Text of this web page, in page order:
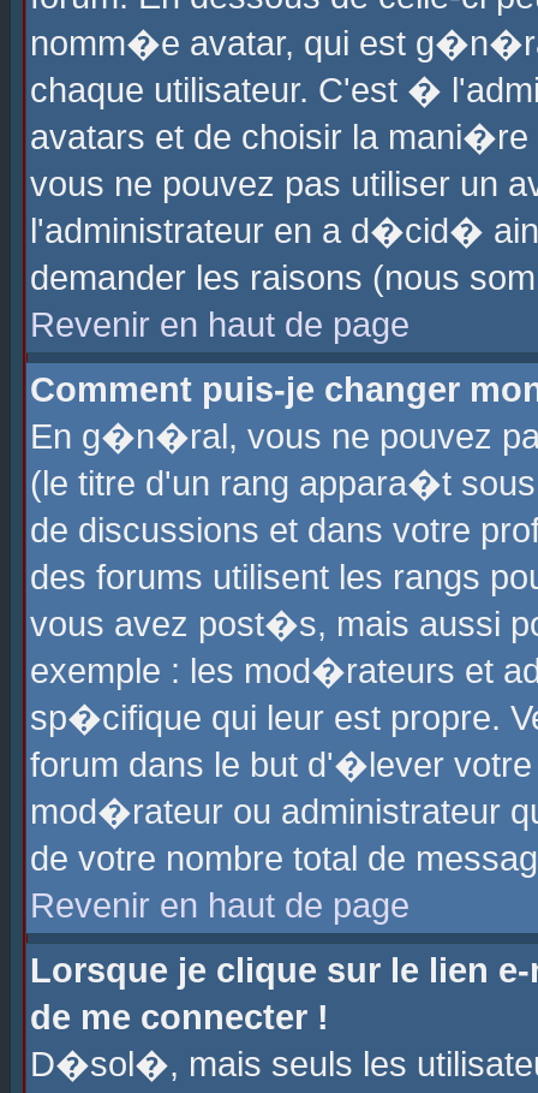
nomm�e avatar, qui est
chaque utilisateur. C'est �
avatars et de choisir la
vous ne pouvez pas utiliser un
l'administrateur en a d�cid�
demander les raisons (nous
Revenir en haut de page
Comment puis-je changer
En g�n�ral, vous ne pouvez
(le titre d'un rang appara�t
de discussions et dans votre
des forums utilisent les rangs
vous avez post�s, mais aussi
exemple : les mod�rateurs et
sp�cifique qui leur est propre.
forum dans le but d'�lever
mod�rateur ou administrateur
de votre nombre total de
Revenir en haut de page
Lorsque je clique sur le lien
de me connecter !
D�sol�, mais seuls les